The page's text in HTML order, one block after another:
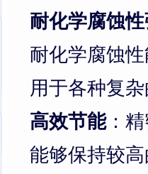
耐化学腐蚀
耐化学腐蚀
用于各种复
高效节能：
能够保持较